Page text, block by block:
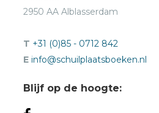
2950 AA Alblasserdam
T +31 (0)85 - 0712 842
E info@schuilplaatsboeken.nl
Blijf op de hoogte: